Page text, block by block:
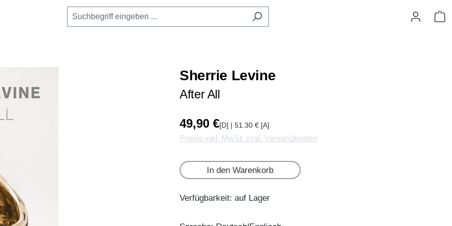
Sherrie Levine
After All
49,90 €[D] | 51.30 € [A]
Preise inkl. MwSt. zzgl. Versandkosten
In den Warenkorb
Verfügbarkeit: auf Lager